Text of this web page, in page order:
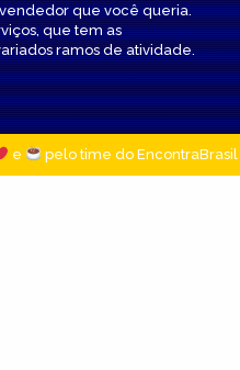
vendedor que você queria.
que tem as
ramos de atividade.
e pelo time do EncontraBrasil